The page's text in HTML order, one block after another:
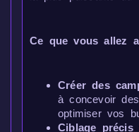
Ce que vous allez
Créer des
à concevoir
optimiser vos
Ciblage précis: